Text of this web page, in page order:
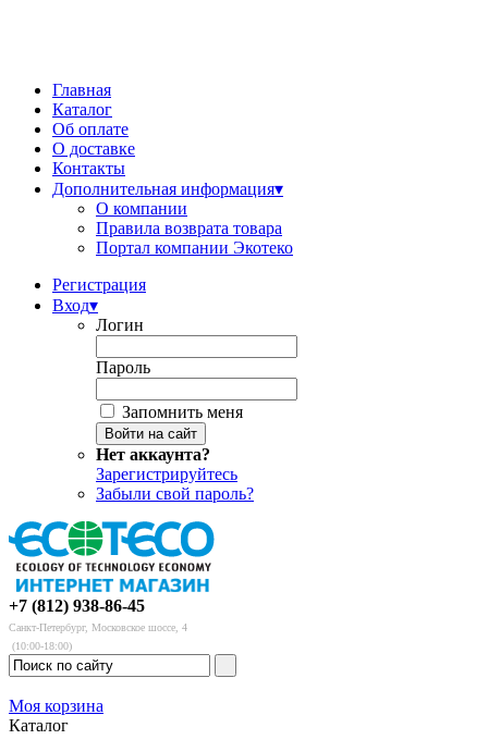
Главная
Каталог
Об оплате
О доставке
Контакты
Дополнительная информация▾
О компании
Правила возврата товара
Портал компании Экотеко
Регистрация
Вход▾
Логин
Пароль
Запомнить меня
Нет аккаунта?
Зарегистрируйтесь
Забыли свой пароль?
+7 (812) 938-86-45
Санкт-Петербург, Московское шоссе, 4
(10:00-18:00)
Моя корзина
Каталог